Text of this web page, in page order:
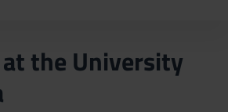
the University